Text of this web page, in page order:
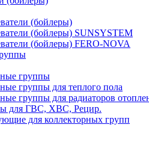
(бойлеры)
(бойлеры) SUNSYSTEM
(бойлеры) FERO-NOVA
группы
группы для теплого пола
группы для радиаторов
для ГВС, ХВС, Рецир.
для коллекторных групп